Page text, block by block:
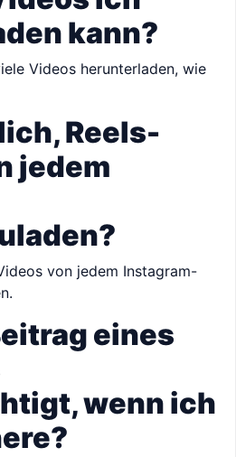
kann?
Videos herunterladen, wie
Reels-
jedem
von jedem Instagram-
eines
wenn ich